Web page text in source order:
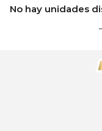
No hay unidades